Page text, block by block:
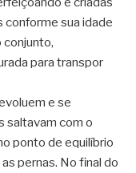
conforme sua idade
conjunto,
para transpor
e se
saltavam com o
ponto de equilíbrio
pernas. No final do